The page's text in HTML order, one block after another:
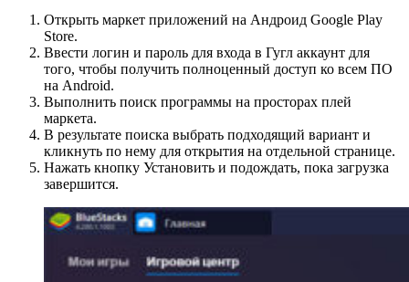
Открыть маркет приложений на Андроид Google Play
Store.
Ввести логин и пароль для входа в Гугл аккаунт для
того, чтобы получить полноценный доступ ко всем ПО
на Android.
Выполнить поиск программы на просторах плей
маркета.
В результате поиска выбрать подходящий вариант и
кликнуть по нему для открытия на отдельной странице.
Нажать кнопку Установить и подождать, пока загрузка
завершится.